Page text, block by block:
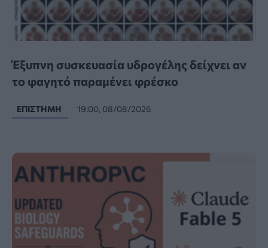
Έξυπνη συσκευασία υδρογέλης δείχνει αν
το φαγητό παραμένει φρέσκο
ΕΠΙΣΤΉΜΗ 19:00, 08/08/2026